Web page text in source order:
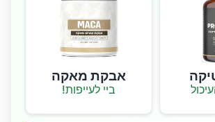
אבקת מאקה
ביי לעייפות!